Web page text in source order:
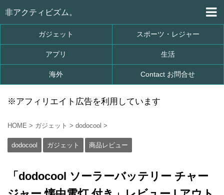
非アクティビズム。
ガジェット スポーツ・レジャー
アプリ 生活
海外 Contact お問合せ
※アフィリエイト広告を利用しています
HOME > ガジェット > dodocool >
dodocool ガジェット 商品レビュー
「dodocool ソーラーバッテリー チャー